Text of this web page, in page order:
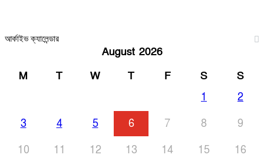
আর্কাইভ ক্যালেন্ডার
August 2026
M
T W T F S
S
1
2
3
4 5 6 7 8
9
10
11 12 13 14 15
16